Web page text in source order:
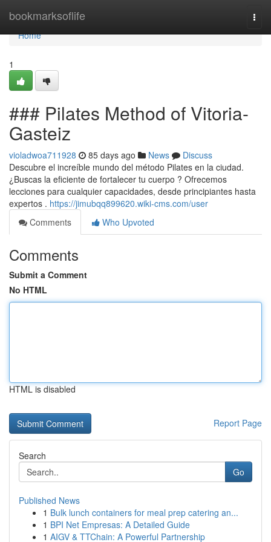
bookmarksoflife
Home
Home
1
### Pilates Method of Vitoria-
Gasteiz
violadwoa711928 85 days ago News
Discuss
Descubre el increíble mundo del método Pilates en la ciudad.
¿Buscas la eficiente de fortalecer tu cuerpo ? Ofrecemos
lecciones para cualquier capacidades, desde principiantes hasta
expertos . https://jimubqq899620.wiki-cms.com/user
Comments
Who Upvoted
Comments
Submit a Comment
No HTML
HTML is disabled
Report Page
Search
Go
Published News
1 Bulk lunch containers for meal prep catering an...
1 BPI Net Empresas: A Detailed Guide
1 AIGV & TTChain: A Powerful Partnership